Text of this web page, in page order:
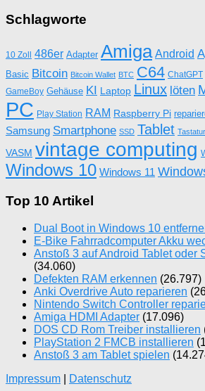
Schlagworte
10 Zoll 486er Adapter Amiga Android
Basic Bitcoin Bitcoin Wallet BTC C64 ChatGPT
GameBoy Gehäuse KI Laptop Linux löten
PC Play Station RAM Raspberry Pi
Samsung Smartphone SSD Tablet Tastatur
VASM vintage computing
Windows 10 Windows 11
Top 10 Artikel
Dual Boot in Windows 10
E-Bike Fahrradcomputer Akku
Anstoß 3 auf Android Tablet oder
(34.060)
Defekten RAM erkennen (26.797)
Anki Overdrive Auto reparieren
Nintendo Switch Controller
Amiga HDMI Adapter (17.096)
DOS CD Rom Treiber installieren
PlayStation 2 FMCB installieren
Anstoß 3 am Tablet spielen
Impressum
Datenschutz